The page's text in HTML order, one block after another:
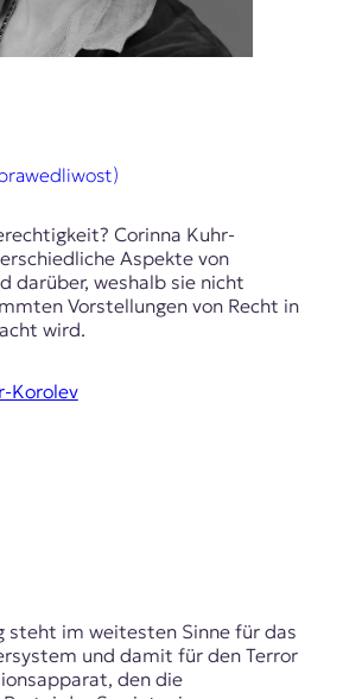
Corinna Kuhr-
Aspekte von
darüber, weshalb sie nicht
Vorstellungen von Recht in
wird.
Korolev
steht im weitesten Sinne für das
und damit für den Terror
den die